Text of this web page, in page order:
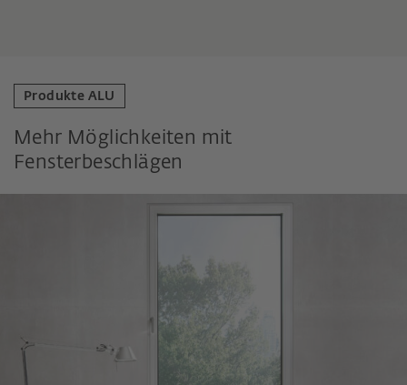
Produkte ALU
Mehr Möglichkeiten mit
Fensterbeschlägen